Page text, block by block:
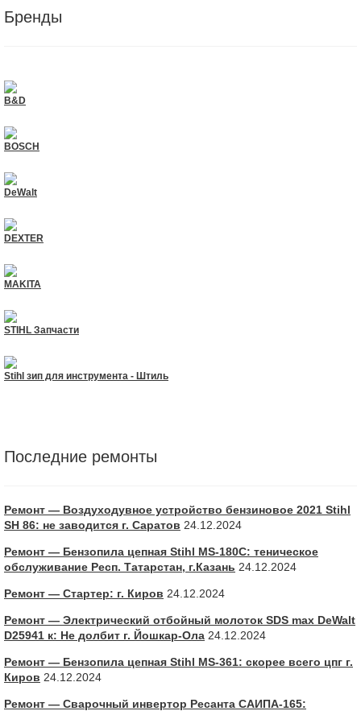
Бренды
B&D
BOSCH
DeWalt
DEXTER
MAKITA
STIHL Запчасти
Stihl зип для инструмента - Штиль
Последние ремонты
Ремонт — Воздуходувное устройство бензиновое 2021 Stihl
SH 86: не заводится г. Саратов 24.12.2024
Ремонт — Бензопила цепная Stihl MS-180С: теническое
обслуживание Респ. Татарстан, г.Казань 24.12.2024
Ремонт — Стартер: г. Киров 24.12.2024
Ремонт — Электрический отбойный молоток SDS max DeWalt
D25941 к: Не долбит г. Йошкар-Ола 24.12.2024
Ремонт — Бензопила цепная Stihl MS-361: скорее всего цпг г.
Киров 24.12.2024
Ремонт — Сварочный инвертор Ресанта САИПА-165: